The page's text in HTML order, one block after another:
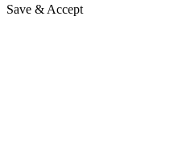
Save & Accept